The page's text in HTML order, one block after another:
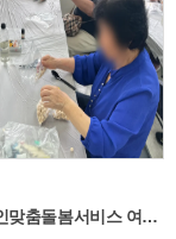
2026년 노인맞춤돌봄서비스 여가활동 프로그램 1회기 진행